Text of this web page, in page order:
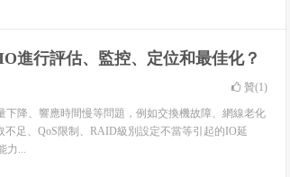
進行評估、監控、定位和最佳化？
贊(1)
降、響應時間慢等問題，例如交換機故障、網線老化
足、QoS限制、RAID級別設定不當等引起的IO延
力...